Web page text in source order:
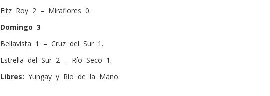
Fitz Roy 2 – Miraflores 0.
Domingo 3
Bellavista 1 – Cruz del Sur 1.
Estrella del Sur 2 – Río Seco 1.
Libres: Yungay y Río de la Mano.